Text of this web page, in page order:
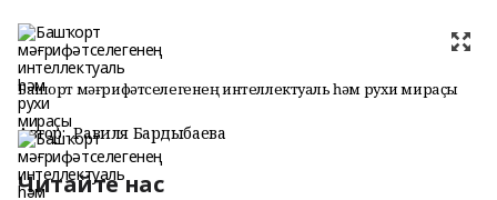
Башҡорт мәғрифәтселегенең интеллектуаль һәм рухи мираҫы
Автор: Равиля Бардыбаева
Читайте нас